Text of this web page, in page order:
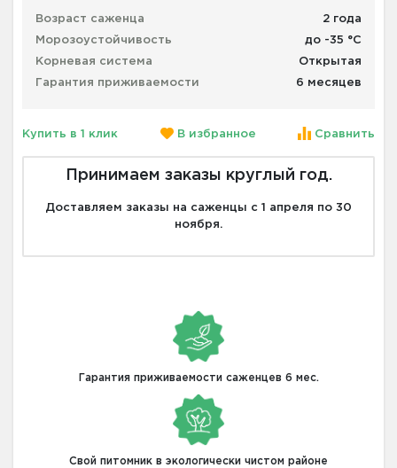
Возраст саженца 2 года
Морозоустойчивость до -35 °С
Корневая система Открытая
Гарантия приживаемости 6 месяцев
Купить в 1 клик В избранное Сравнить
Принимаем заказы круглый год.
Доставляем заказы на саженцы с 1 апреля по 30
ноября.
Гарантия приживаемости саженцев 6 мес.
Свой питомник в экологически чистом районе